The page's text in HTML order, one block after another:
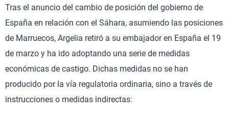
Tras el anuncio del cambio de posición del gobierno de
España en relación con el Sáhara, asumiendo las posiciones
de Marruecos, Argelia retiró a su embajador en España el 19
de marzo y ha ido adoptando una serie de medidas
económicas de castigo. Dichas medidas no se han
producido por la vía regulatoria ordinaria, sino a través de
instrucciones o medidas indirectas: